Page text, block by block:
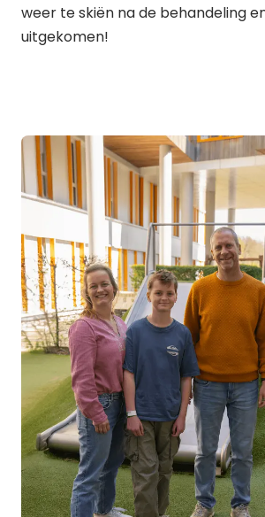
weer te skiën na de behandeling
uitgekomen!